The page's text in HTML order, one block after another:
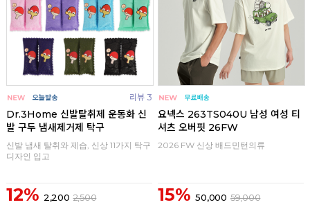
리뷰 3
Dr.3Home 신발탈취제 운동화 신
발 구두 냄새제거제 탁구
신발 냄새 탈취와 제습, 신상 11가지 탁구
디자인 입고
12% 2,200 2,500
요넥스 263TS040U 남성 여성 티
셔츠 오버핏 26FW
2026 FW 신상 배드민턴의류
15% 50,000 59,000